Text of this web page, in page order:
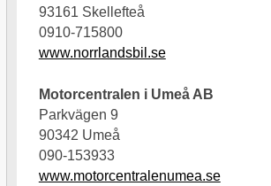
93161 Skellefteå
0910-715800
www.norrlandsbil.se
Motorcentralen i Umeå AB
Parkvägen 9
90342 Umeå
090-153933
www.motorcentralenumea.se